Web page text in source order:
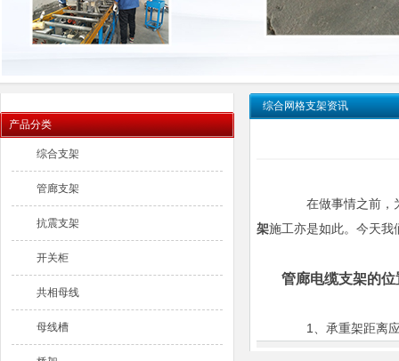
综合网格支架资讯
在做事情之前，为
架施工亦是如此。今天我
管廊电缆支架的
1、承重架距离应
产品分类
综合支架
管廊支架
抗震支架
开关柜
共相母线
母线槽